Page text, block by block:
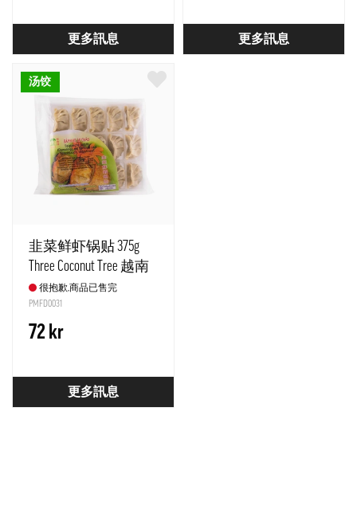
更多訊息 更多訊息
汤饺
韭菜鲜虾锅贴 375g
Three Coconut Tree 越南
很抱歉,商品已售完
PMFD0031
72 kr
更多訊息